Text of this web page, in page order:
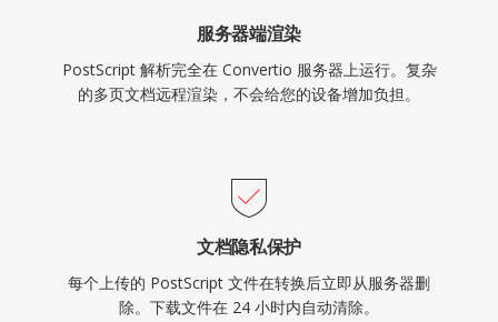
服务器端渲染
PostScript 解析完全在 Convertio 服务器上运行。复杂
的多页文档远程渲染，不会给您的设备增加负担。
文档隐私保护
每个上传的 PostScript 文件在转换后立即从服务器删
除。下载文件在 24 小时内自动清除。